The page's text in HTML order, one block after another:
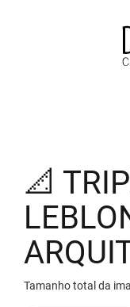
📐
Tamanho total da